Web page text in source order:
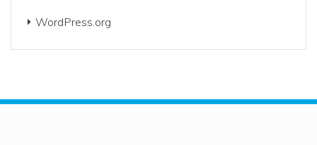
WordPress.org